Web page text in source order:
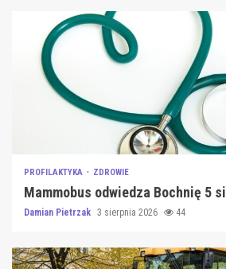
PROFILAKTYKA ZDROWIE
Mammobus odwiedza Bochnię 5
Damian Pietrzak 3 sierpnia 2026 44